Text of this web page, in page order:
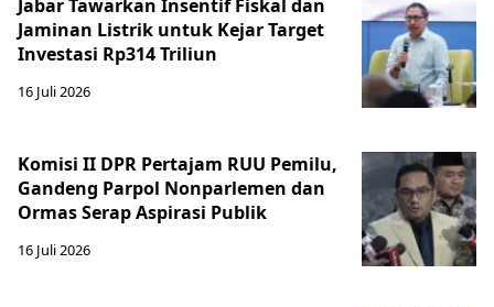
Jabar Tawarkan Insentif Fiskal dan
Jaminan Listrik untuk Kejar Target
Investasi Rp314 Triliun
16 Juli 2026
Komisi II DPR Pertajam RUU Pemilu,
Gandeng Parpol Nonparlemen dan
Ormas Serap Aspirasi Publik
16 Juli 2026